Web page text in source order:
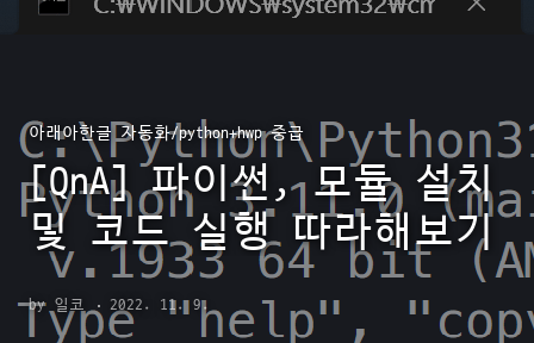
아래아한글 자동화/python+hwp 중급
[QnA] 파이썬, 모듈 설치
및 코드 실행 따라해보기
by 일코 2022. 11. 9.